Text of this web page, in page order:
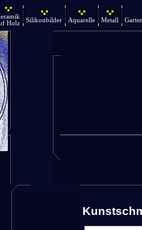
Holz
Silikonbilder Aquarelle Metall